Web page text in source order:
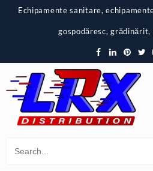
Echipamente sanitare,
gospodăresc,